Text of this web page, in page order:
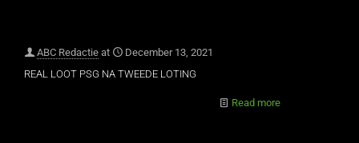
ABC Redactie at
December 13, 2021
REAL LOOT PSG NA TWEEDE LOTING
Read more